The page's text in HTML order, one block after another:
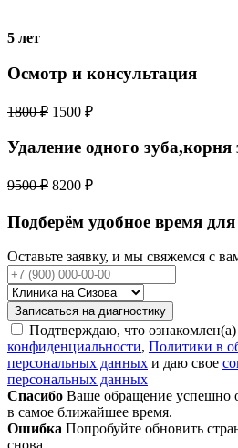
5 лет
Осмотр и консультация
1800 ₽ 1500 ₽
Удаление одного зуба,корня
9500 ₽ 8200 ₽
Подберём удобное время
Оставьте заявку, и мы свяжемся с
Записаться на диагностику
Подтверждаю, что
конфиденциальности, Политики в
персональных данных и даю свое
персональных данных
Спасибо Ваше обращение успешно
в самое ближайшее время.
Ошибка Попробуйте обновить